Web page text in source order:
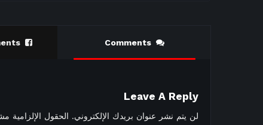
Comments
Leave A Reply
لن يتم نشر عنوان بريدك الإلكتروني. الحقول الإلزامية